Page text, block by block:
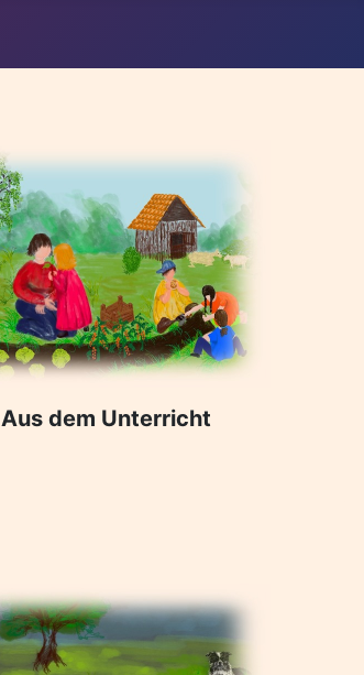
Aus dem Unterricht